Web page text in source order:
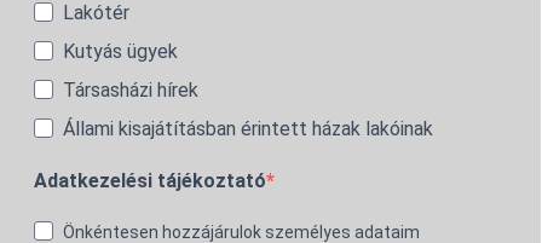
Lakótér
Kutyás ügyek
Társasházi hírek
Állami kisajátításban érintett házak lakóinak
Adatkezelési tájékoztató
Önkéntesen hozzájárulok személyes adataim